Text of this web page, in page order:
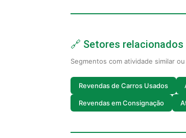
🔗 Setores relacionados
Segmentos com atividade similar
Revendas de Carros Usados
Revendas em Consignação